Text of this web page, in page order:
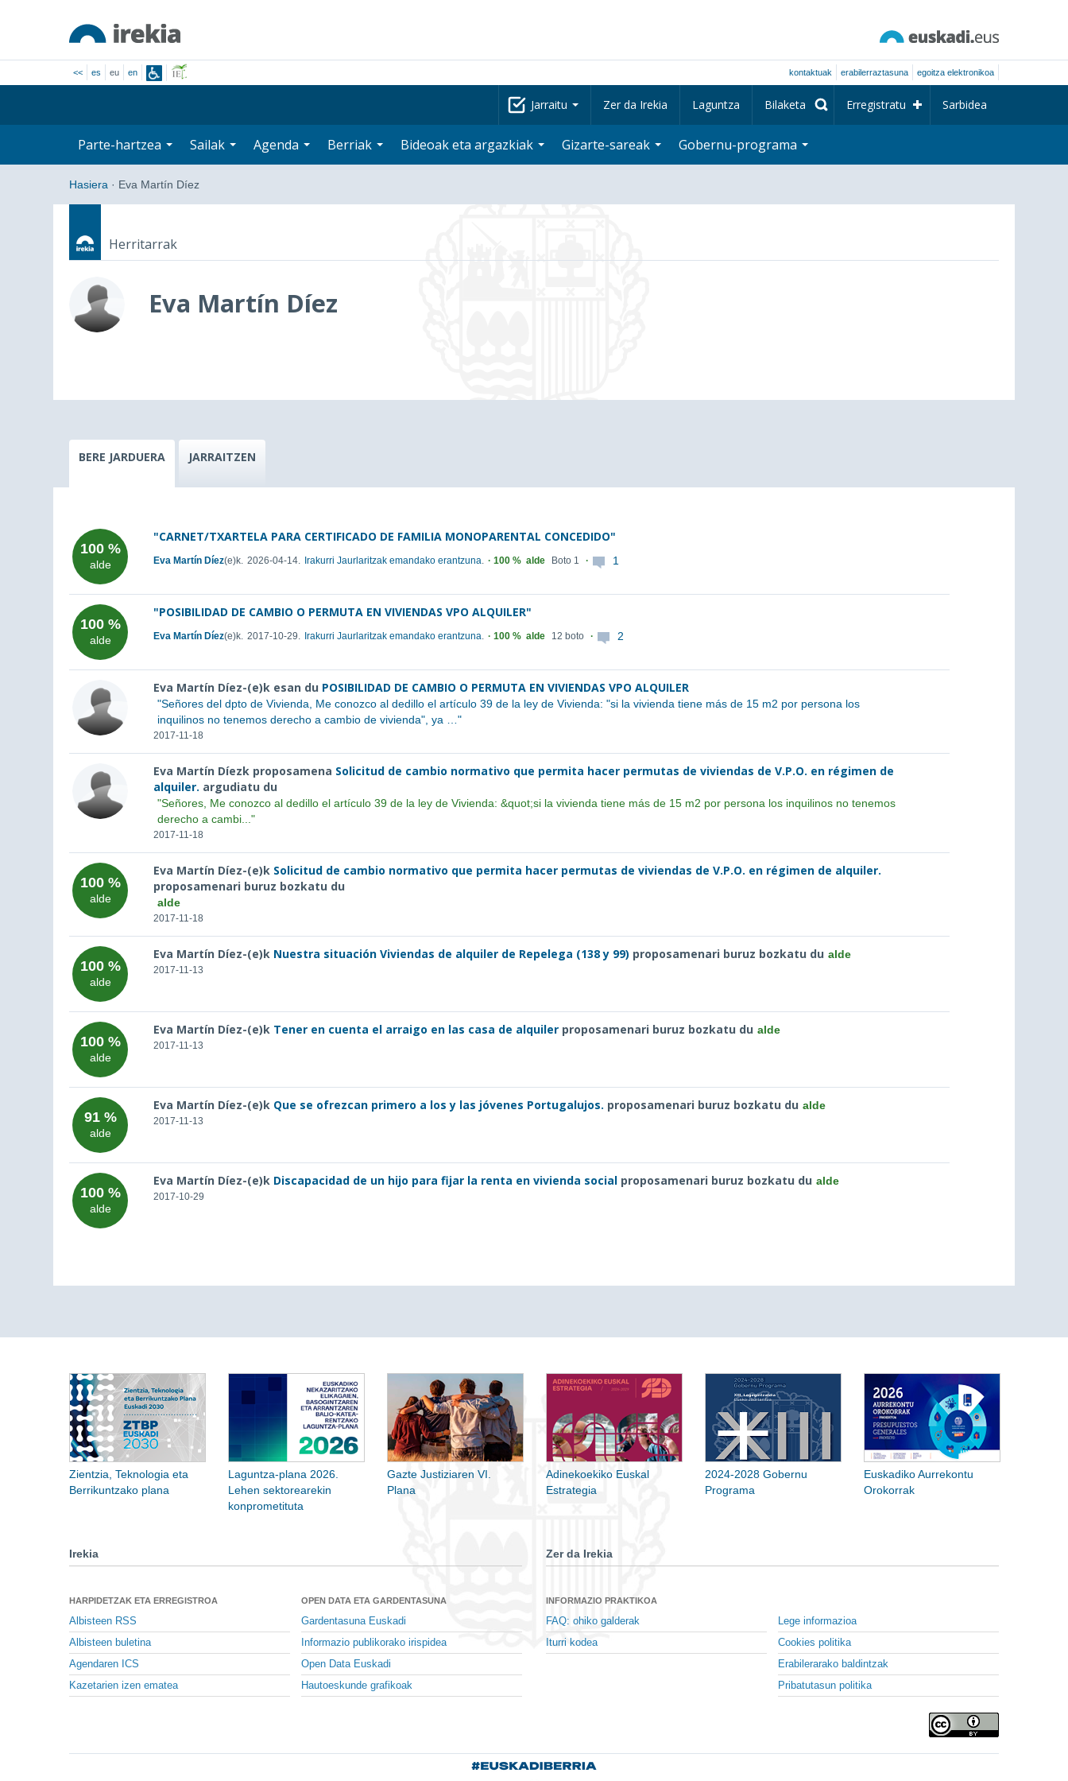
<< es eu en kontaktuak erabilerraztasuna egoitza elektronikoa
Jarraitu Zer da Irekia Laguntza Bilaketa Erregistratu Sarbidea
Parte-hartzea Sailak Agenda Berriak Bideoak eta argazkiak Gizarte-sareak Gobernu-programa
Hasiera · Eva Martín Díez
Herritarrak
Eva Martín Díez
BERE JARDUERA JARRAITZEN
100 %
alde
"CARNET/TXARTELA PARA CERTIFICADO DE FAMILIA MONOPARENTAL CONCEDIDO"
Eva Martín Díez(e)k. 2026-04-14. Irakurri Jaurlaritzak emandako erantzuna. 100 % alde Boto 1 1
100 %
alde
"POSIBILIDAD DE CAMBIO O PERMUTA EN VIVIENDAS VPO ALQUILER"
Eva Martín Díez(e)k. 2017-10-29. Irakurri Jaurlaritzak emandako erantzuna. 100 % alde 12 boto 2
Eva Martín Díez-(e)k esan du POSIBILIDAD DE CAMBIO O PERMUTA EN VIVIENDAS VPO ALQUILER
"Señores del dpto de Vivienda, Me conozco al dedillo el artículo 39 de la ley de Vivienda: "si la vivienda tiene más de 15 m2 por persona los
inquilinos no tenemos derecho a cambio de vivienda", ya … "
2017-11-18
Eva Martín Díezk proposamena Solicitud de cambio normativo que permita hacer permutas de viviendas de V.P.O. en régimen de
alquiler. argudiatu du
"Señores, Me conozco al dedillo el artículo 39 de la ley de Vivienda: &quot;si la vivienda tiene más de 15 m2 por persona los inquilinos no tenemos
derecho a cambi..."
2017-11-18
100 %
alde
Eva Martín Díez-(e)k Solicitud de cambio normativo que permita hacer permutas de viviendas de V.P.O. en régimen de alquiler.
proposamenari buruz bozkatu du
alde
2017-11-18
100 %
alde
Eva Martín Díez-(e)k Nuestra situación Viviendas de alquiler de Repelega (138 y 99) proposamenari buruz bozkatu du alde
2017-11-13
100 %
alde
Eva Martín Díez-(e)k Tener en cuenta el arraigo en las casa de alquilerproposamenari buruz bozkatu du alde
2017-11-13
91 %
alde
Eva Martín Díez-(e)k Que se ofrezcan primero a los y las jóvenes Portugalujos. proposamenari buruz bozkatu du alde
2017-11-13
100 %
alde
Eva Martín Díez-(e)k Discapacidad de un hijo para fijar la renta en vivienda socialproposamenari buruz bozkatu du alde
2017-10-29
Zientzia, Teknologia eta
Berrikuntzako plana
Laguntza-plana 2026.
Lehen sektorearekin
konprometituta
Gazte Justiziaren VI.
Plana
Adinekoekiko Euskal
Estrategia
2024-2028 Gobernu
Programa
Euskadiko Aurrekontu
Orokorrak
Irekia
HARPIDETZAK ETA ERREGISTROA
Albisteen RSS
Albisteen buletina
Agendaren ICS
Kazetarien izen ematea
OPEN DATA ETA GARDENTASUNA
Gardentasuna Euskadi
Informazio publikorako irispidea
Open Data Euskadi
Hautoeskunde grafikoak
Zer da Irekia
INFORMAZIO PRAKTIKOA
FAQ: ohiko galderak
Iturri kodea
Lege informazioa
Cookies politika
Erabilerarako baldintzak
Pribatutasun politika